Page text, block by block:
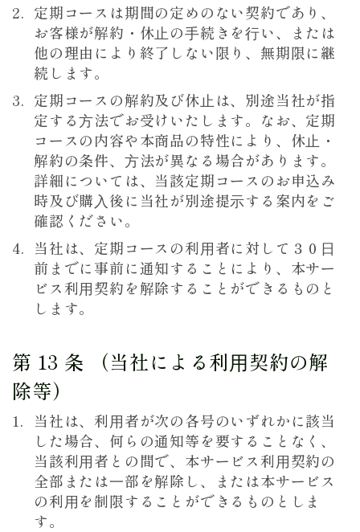
定期コースは期間の定めのない契約であり、
お客様が解約・休⽌の⼿続きを⾏い、または
他の理由により終了しない限り、無期限に継
続します。
定期コースの解約及び休⽌は、別途当社が指
定する⽅法でお受けいたします。なお、定期
コースの内容や本商品の特性により、休⽌・
解約の条件、⽅法が異なる場合があります。
詳細については、当該定期コースのお申込み
時及び購⼊後に当社が別途提⽰する案内をご
確認ください。
当社は、定期コースの利⽤者に対して３０⽇
前までに事前に通知することにより、本サー
ビス利⽤契約を解除することができるものと
します。
第 13 条 （当社による利⽤契約の解
除等）
当社は、利⽤者が次の各号のいずれかに該当
した場合、何らの通知等を要することなく、
当該利⽤者との間で、本サービス利⽤契約の
全部または⼀部を解除し、または本サービス
の利⽤を制限することができるものとしま
す。